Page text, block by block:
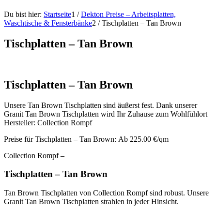
Du bist hier: Startseite1 / Dekton Preise – Arbeitsplatten,
Waschtische & Fensterbänke2 / Tischplatten – Tan Brown
Tischplatten – Tan Brown
Tischplatten – Tan Brown
Unsere Tan Brown Tischplatten sind äußerst fest. Dank unserer
Granit Tan Brown Tischplatten wird Ihr Zuhause zum Wohlfühlort
Hersteller: Collection Rompf
Preise für Tischplatten – Tan Brown: Ab 225.00 €/qm
Collection Rompf –
Tischplatten – Tan Brown
Tan Brown Tischplatten von Collection Rompf sind robust. Unsere
Granit Tan Brown Tischplatten strahlen in jeder Hinsicht.